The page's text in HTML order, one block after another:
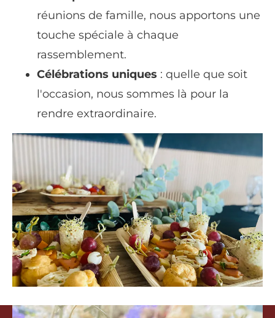
réunions de famille, nous apportons une
touche spéciale à chaque
rassemblement.
Célébrations uniques : quelle que soit
l'occasion, nous sommes là pour la
rendre extraordinaire.